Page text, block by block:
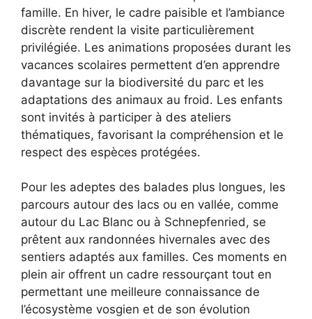
famille. En hiver, le cadre paisible et l’ambiance
discrète rendent la visite particulièrement
privilégiée. Les animations proposées durant les
vacances scolaires permettent d’en apprendre
davantage sur la biodiversité du parc et les
adaptations des animaux au froid. Les enfants
sont invités à participer à des ateliers
thématiques, favorisant la compréhension et le
respect des espèces protégées.
Pour les adeptes des balades plus longues, les
parcours autour des lacs ou en vallée, comme
autour du Lac Blanc ou à Schnepfenried, se
prêtent aux randonnées hivernales avec des
sentiers adaptés aux familles. Ces moments en
plein air offrent un cadre ressourçant tout en
permettant une meilleure connaissance de
l’écosystème vosgien et de son évolution